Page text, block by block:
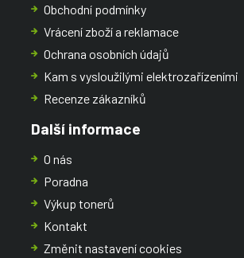
Obchodní podmínky
Vrácení zboží a reklamace
Ochrana osobních údajů
Kam s vysloužilými elektrozařízeními
Recenze zákazníků
Další informace
O nás
Poradna
Výkup tonerů
Kontakt
Změnit nastavení cookies